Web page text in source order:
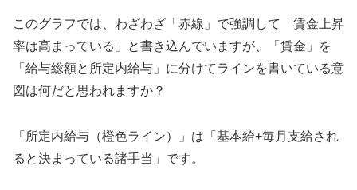
このグラフでは、わざわざ「赤線」で強調して「賃金上昇
率は高まっている」と書き込んでいますが、「賃金」を
「給与総額と所定内給与」に分けてラインを書いている意
図は何だと思われますか？
「所定内給与（橙色ライン）」は「基本給+毎月支給され
ると決まっている諸手当」です。